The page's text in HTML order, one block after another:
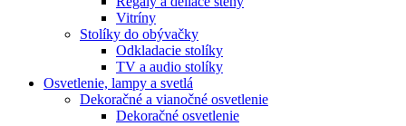
Vitríny
Stolíky do obývačky
Odkladacie stolíky
TV a audio stolíky
Osvetlenie, lampy a svetlá
Dekoračné a vianočné osvetlenie
Dekoračné osvetlenie